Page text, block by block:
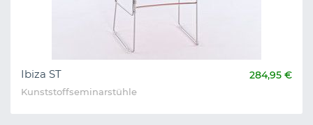
Ibiza ST 284,95 €
Kunststoffseminarstühle